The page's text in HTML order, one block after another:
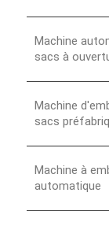
Machine
sacs à
Machine
sacs
Machine à
automatique